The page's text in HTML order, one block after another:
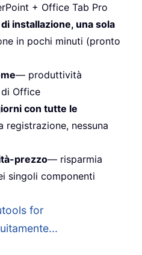
+ Office Tab Pro
installazione, una sola
in pochi minuti (pronto
— produttività
Office
con tutte le
registrazione, nessuna
prezzo— risparmia
singoli componenti
for